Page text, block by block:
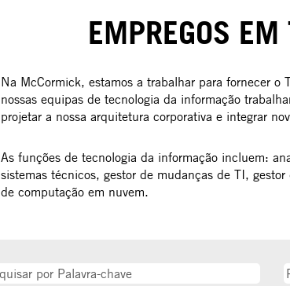
EMPREGOS
Na McCormick, estamos a trabalhar para fornecer o
nossas equipas de tecnologia da informação
projetar a nossa arquitetura corporativa e integrar
As funções de tecnologia da informação incluem:
sistemas técnicos, gestor de mudanças de TI,
de computação em nuvem.